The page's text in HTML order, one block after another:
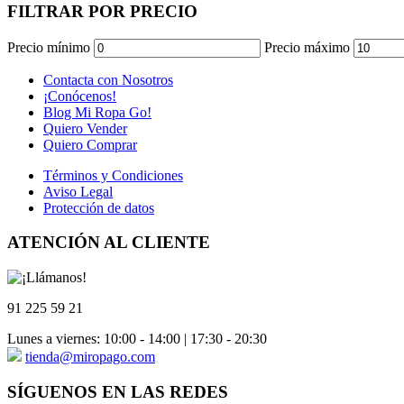
FILTRAR POR PRECIO
Precio mínimo Precio máximo
Contacta con Nosotros
¡Conócenos!
Blog Mi Ropa Go!
Quiero Vender
Quiero Comprar
Términos y Condiciones
Aviso Legal
Protección de datos
ATENCIÓN AL CLIENTE
91 225 59 21
Lunes a viernes: 10:00 - 14:00 | 17:30 - 20:30
tienda@miropago.com
SÍGUENOS EN LAS REDES